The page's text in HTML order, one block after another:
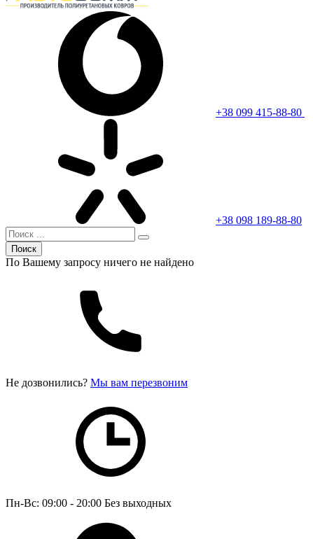
+38 099 415-88-80
+38 098 189-88-80
Поиск
По Вашему запросу ничего не найдено
Не дозвонились? Мы вам перезвоним
Пн-Вс: 09:00 - 20:00 Без выходных